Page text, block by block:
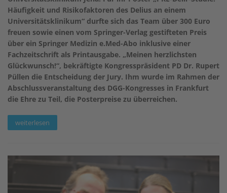
Häufigkeit und Risikofaktoren des Delius an einem
Universitätsklinikum“ durfte sich das Team über 300 Euro
freuen sowie einen vom Springer-Verlag gestifteten Preis
über ein Springer Medizin e.Med-Abo inklusive einer
Fachzeitschrift als Printausgabe. „Meinen herzlichsten
Glückwunsch!“, bekräftigte Kongresspräsident PD Dr. Rupert
Püllen die Entscheidung der Jury. Ihm wurde im Rahmen der
Abschlussveranstaltung des DGG-Kongresses in Frankfurt
die Ehre zu Teil, die Posterpreise zu überreichen.
weiterlesen